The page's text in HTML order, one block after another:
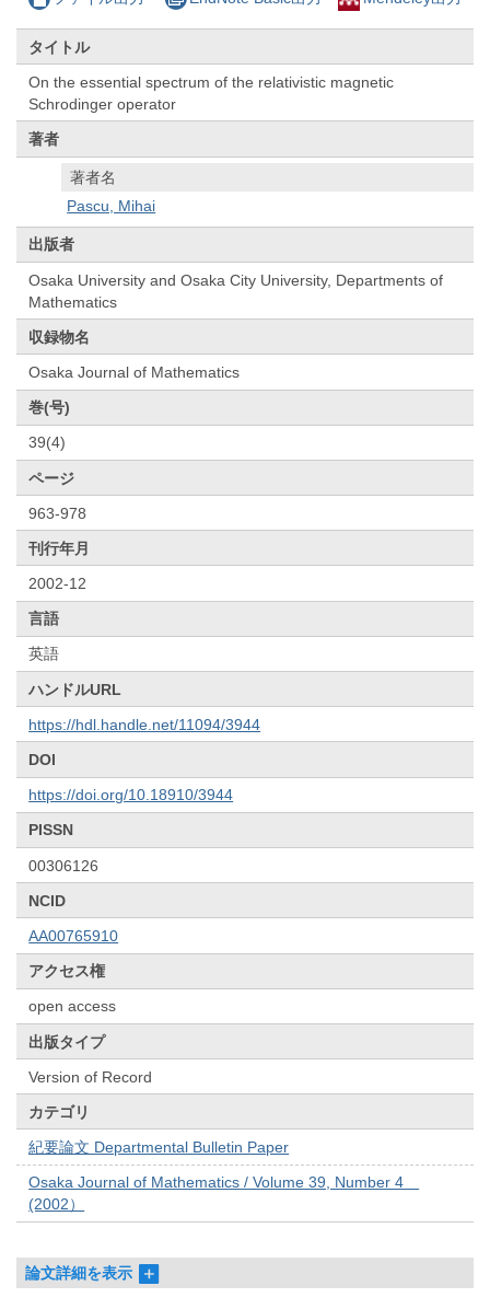
タイトル
On the essential spectrum of the relativistic magnetic
Schrodinger operator
著者
著者名
Pascu, Mihai
出版者
Osaka University and Osaka City University, Departments of
Mathematics
収録物名
Osaka Journal of Mathematics
巻(号)
39(4)
ページ
963-978
刊行年月
2002-12
言語
英語
ハンドルURL
https://hdl.handle.net/11094/3944
DOI
https://doi.org/10.18910/3944
PISSN
00306126
NCID
AA00765910
アクセス権
open access
出版タイプ
Version of Record
カテゴリ
紀要論文 Departmental Bulletin Paper
Osaka Journal of Mathematics / Volume 39, Number 4
(2002）
論文詳細を表示